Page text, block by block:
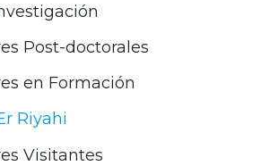
Post-doctorales
en Formación
Riyahi
Visitantes